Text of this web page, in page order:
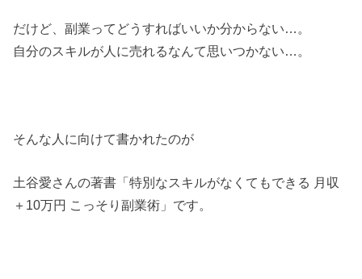
だけど、副業ってどうすればいいか分からない…。
自分のスキルが人に売れるなんて思いつかない…。
そんな人に向けて書かれたのが
土谷愛さんの著書「特別なスキルがなくてもできる 月収
＋10万円 こっそり副業術」です。